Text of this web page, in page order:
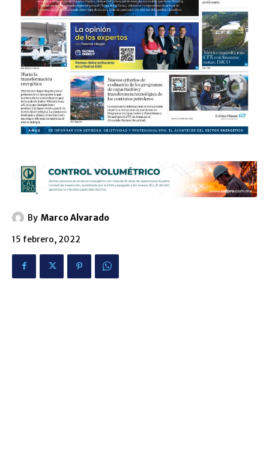
By Marco Alvarado
15 febrero, 2022